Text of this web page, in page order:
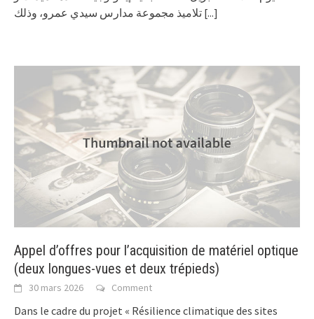
[...]
Appel d’offres pour l’acquisition de matériel optique
(deux longues-vues et deux trépieds)
30 mars 2026 Comment
Dans le cadre du projet « Résilience climatique des sites